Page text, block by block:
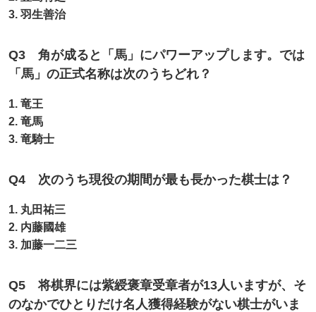
3. 羽生善治
Q3 角が成ると「馬」にパワーアップします。では
「馬」の正式名称は次のうちどれ？
1. 竜王
2. 竜馬
3. 竜騎士
Q4 次のうち現役の期間が最も長かった棋士は？
1. 丸田祐三
2. 内藤國雄
3. 加藤一二三
Q5 将棋界には紫綬褒章受章者が13人いますが、そ
のなかでひとりだけ名人獲得経験がない棋士がいま